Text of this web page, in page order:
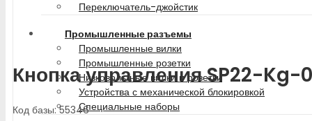
Переключатель-джойстик
Промышленные разъемы
Промышленные вилки
Промышленные розетки
Низковольтные вилки и розетки
Устройства с механической блокировкой
Специальные наборы
Кнопка управления SP22-Kg-
Код базы: 55346